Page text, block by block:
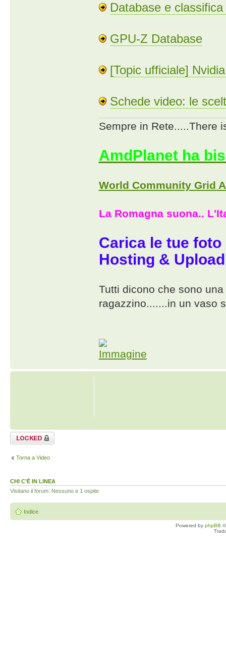
Database e
GPU-Z Database
[Topic ufficiale]
Schede video: le
Sempre in Rete.....There
AmdPlanet ha
World Community Grid
La Romagna suona..
Carica le tue
Hosting &
Tutti dicono che sono
ragazzino.......in un vaso
Argomento
bloccato
Torna a Video
CHI C’È IN LINEA
Visitano il forum: Nessuno e 1 ospite
Indice
Powered by phpBB